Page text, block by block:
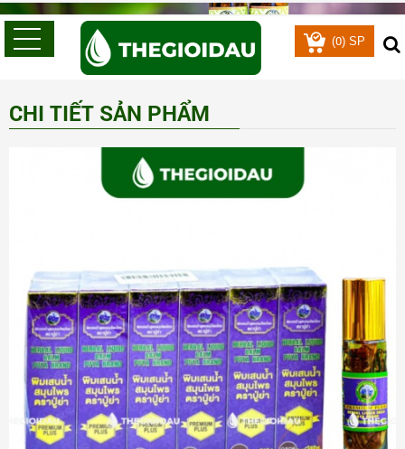
(0) SP
CHI TIẾT SẢN PHẨM